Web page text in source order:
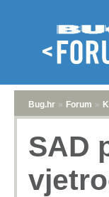
Bug.hr » Forum »
SAD